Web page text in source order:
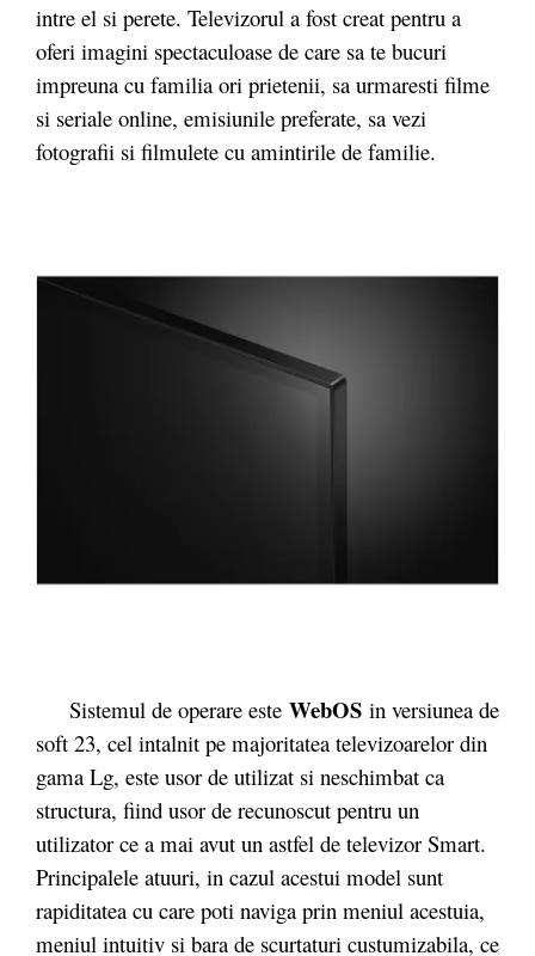
intre el si perete. Televizorul a fost creat pentru a
oferi imagini spectaculoase de care sa te bucuri
impreuna cu familia ori prietenii, sa urmaresti filme
si seriale online, emisiunile preferate, sa vezi
fotografii si filmulete cu amintirile de familie.
Sistemul de operare este WebOS in versiunea de
soft 23, cel intalnit pe majoritatea televizoarelor din
gama Lg, este usor de utilizat si neschimbat ca
structura, fiind usor de recunoscut pentru un
utilizator ce a mai avut un astfel de televizor Smart.
Principalele atuuri, in cazul acestui model sunt
rapiditatea cu care poti naviga prin meniul acestuia,
meniul intuitiv si bara de scurtaturi custumizabila, ce